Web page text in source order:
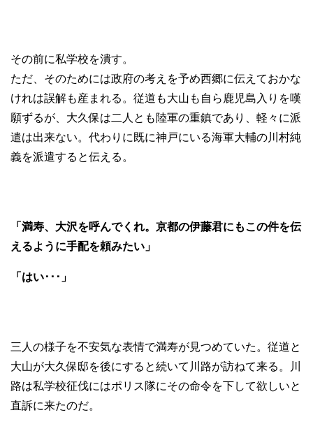
その前に私学校を潰す。
ただ、そのためには政府の考えを予め西郷に伝えておかな
けれは誤解も産まれる。従道も大山も自ら鹿児島入りを嘆
願ずるが、大久保は二人とも陸軍の重鎮であり、軽々に派
遣は出来ない。代わりに既に神戸にいる海軍大輔の川村純
義を派遣すると伝える。
「満寿、大沢を呼んでくれ。京都の伊藤君にもこの件を伝
えるように手配を頼みたい」
「はい･･･」
三人の様子を不安気な表情で満寿が見つめていた。従道と
大山が大久保邸を後にすると続いて川路が訪ねて来る。川
路は私学校征伐にはポリス隊にその命令を下して欲しいと
直訴に来たのだ。